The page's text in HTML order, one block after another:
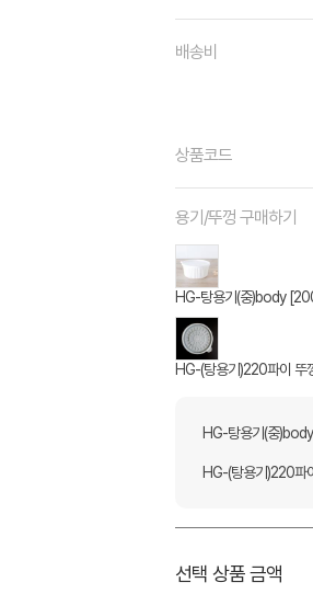
배송비
상품코드
용기/뚜껑 구매하기
HG-탕용기(중)body
HG-(탕용기)220파이 뚜
HG-탕용기(중
HG-(탕용기)220파
선택 상품 금액